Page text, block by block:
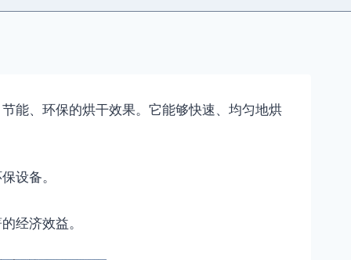
能、环保的烘干效果。它能够快速、均匀地烘
设备。
经济效益。